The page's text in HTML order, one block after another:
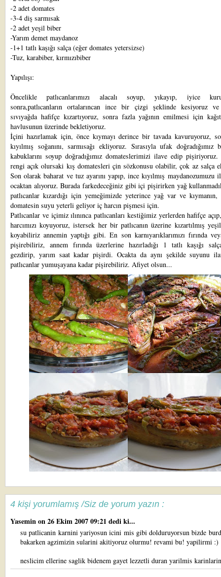
-2 adet domates
-3-4 diş sarmısak
-2 adet yeşil biber
-Yarım demet maydanoz
-1+1 tatlı kaşığı salça (eğer domates yetersizse)
-Tuz, karabiber, kırmızıbiber
Yapılışı:
Öncelikle patlıcanlarımızı alacalı soyup, yıkayıp, iyice
sonra,patlıcanların ortalarıncan ince bir çizgi şeklinde kesiyoruz ve
sıvıyağda hafifçe kızartıyoruz, sonra fazla yağının emilmesi için
havlusunun üzerinde bekletiyoruz.
İçini hazırlamak için, önce kıymayı derince bir tavada kavuruyoruz,
kıyılmış soğanını, sarmısağı ekliyoruz. Sırasıyla ufak doğradığımız
kabuklarını soyup doğradığımız domateslerimizi ilave edip
rengi açık olursaki kış domatesleri çin sözkonusu olabilir, çok az salça
Son olarak baharat ve tuz ayarını yapıp, ince kıyılmış maydanozumuzu
ocaktan alıyoruz. Burada farkedeceğiniz gibi içi pişirirken yağ
patlıcanlar kızardığı için yemeğimizde yeterince yağ var ve kıymanın,
domatesin suyu yeterli geliyor iç harcın pişmesi için.
Patlıcanlar ve içimiz ılınınca patlıcanları kestiğimiz yerlerden hafifçe
harcımızı koyuyoruz, istersek her bir patlıcanın üzerine kızartılmış
koyabiliriz annemin yaptığı gibi. En son karnıyarıklarımızı fırında
pişirebiliriz, annem fırında üzerlerine hazırladığı 1 tatlı kaşığı
gezdirip, yarım saat kadar pişirdi. Ocakta da aynı şekilde suyunu
patlıcanlar yumuşayana kadar pişirebiliriz. Afiyet olsun...
4 kişi yorumlamış /Siz de yorum yazın :
Yaseminon 26 Ekim 2007 09:21 dedi ki...
su patlicanin karnini yariyosun icini mis gibi dolduruyorsun bizde
bakarken agzimizin sularini akitiyoruz olurmu! revami bu! yapilirmi :)
neslicim ellerine saglik bidenem gayet lezzetli duran yarilmis